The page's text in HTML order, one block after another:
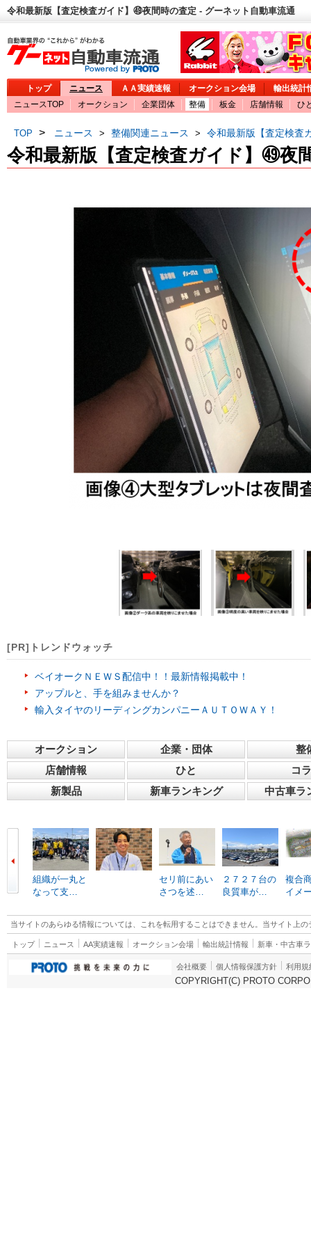
令和最新版【査定検査ガイド】㊾夜間時の査定 - グーネット自動車流通
トップ ニュース ＡＡ実績速報 オークション会場
輸出統計
ニュースTOP
オークション 企業団体 整備 板金 店舗情報 ひ
TOP > ニュース > 整備関連ニュース > 令和最新版【査定検査
令和最新版【査定検査ガイド】㊾夜
[PR]トレンドウォッチ
ベイオークＮＥＷＳ配信中！！最新情報掲載中！
アップルと、手を組みませんか？
輸入タイヤのリーディングカンパニーＡＵＴＯＷＡＹ！
オークション 企業・団体
整
店舗情報
ひと
コ
新製品
新車ランキング 中古車ラ
組織が一丸と
なって支…
セリ前にあい
さつを述…
２７２７台の
良質車が…
複合
イメ
当サイトのあらゆる情報については、これを転用することはできません。当サイト上
トップ ニュース AA実績速報 オークション会場 輸出統計情報 新車・中古車
会社概要 個人情報保護方針 利用規
COPYRIGHT(C) PROTO